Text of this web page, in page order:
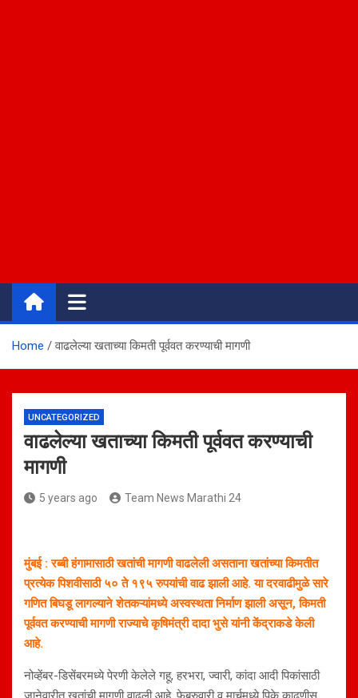
Home वाढलेल्या खताच्या किमती पूर्ववत करण्याची मागणी
UNCATEGORIZED
वाढलेल्या खताच्या किमती पूर्ववत करण्याची
मागणी
5 years ago Team News Marathi 24
मुंबई : रब्बी हंगामासाठी खतांची मागणी वाढलेली असताना खतांच्या किमतीत
प्रत्येक पिशवीसाठी ५० ते १९५ रुपयांची वाढ झाली आहे. या दरवाढीमुळे सारे
गणित बिघडू लागल्याने शेतकऱ्यांमध्ये अस्वस्थता निर्माण झाली असून, किमती
पूर्ववत करण्याची मागणी राज्याचे कृषिमंत्री दादा भुसे यांनी केंद्राकडे केली
आहे.
नोव्हेंबर-डिसेंबरमध्ये पेरणी केलेले गहू, हरभरा, ज्वारी, कांदा आदी पिकांसाठी